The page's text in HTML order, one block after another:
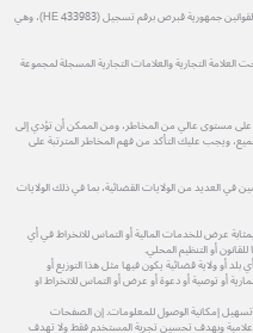
شركة فيكوباي المحدودة (Ficupay Ltd)، هي شركة مسجلة وفقًا لقوانين جمهورية قبرص برقم تسجيل (HE 433983)، وهي
التجارية والعلامات التجارية المسجلة لمجموعة
على مستوى عالي من المخاطر، ومن الممكن أن تؤدي إلى
ويجب عليك التأكد من فهم المخاطر المترتبة على
في العديد من الولايات القضائية، بما في ذلك الولايات
عرض للخدمات المالية أو التماس للانخراط في أي
أو التنظيم المحلي.
أو ولاية قضائية يكون فيها مثل هذا التوزيع أو
أو توصية أو دعوة أو عرض أو التماس للانخراط او
إمكانية الوصول للمعلومات. إن الصفحات
إعلامية وبهدف تحسين تجربة المستخدم فقط ولا تهدف